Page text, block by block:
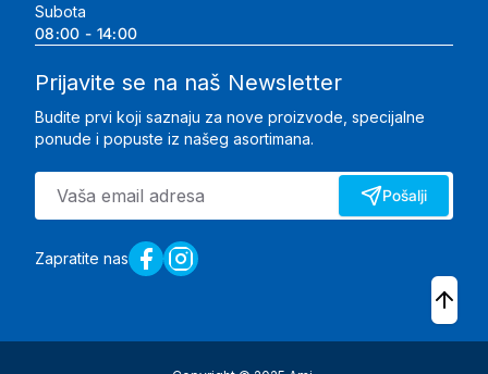
Subota
08:00 - 14:00
Prijavite se na naš Newsletter
Budite prvi koji saznaju za nove proizvode, specijalne
ponude i popuste iz našeg asortimana.
Pošalji
Zapratite nas